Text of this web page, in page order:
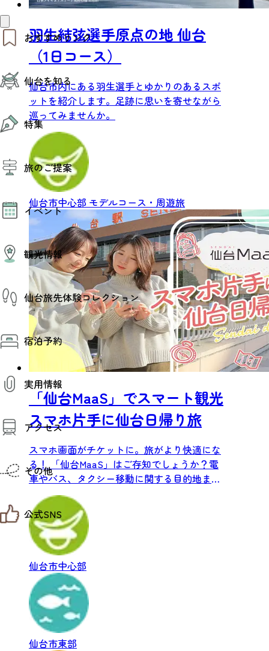
おすすめリンク
仙台夜時間
モデルコース
エリアガイド
お知らせ
お得なチケット
仙台を知る
仙台の魅力
エリアガイド
復興に向けて
仙台観光PR動画ライブラリー
仙台から行く東北周遊旅
伝統的工芸品
特集
特集
夜時間トピックス
旅のご提案
モデルコース
AIおまかせコース
オリジナルプラン
みんなの旅行記
イベント
イベント情報
その他イベント情報（音楽・展示会）
スポーツ情報
コンベンション情報
観光情報
観光スポット
温泉
美味いもの
季節のイベント
プロスポーツチーム・プロオーケストラ
仙台の銘品
宿泊施設
仙台観光マップ
仙台旅先体験コレクション
仙台旅先体験コレクション
体験プログラム検索（予約）
体験事業者からのお知らせ
体験トピックス
体験事業者
宿泊予約
宿泊予約
実用情報
観光案内
お役立ち情報
仙台観光マップ
アクセス
仙台までの経路検索
市内の交通情報
お得なチケット
その他
お知らせ
お問い合わせ
教育旅行
観光マップ
せんだい旅日和とは
サイト利用規約
プライバシーポリシー
サイトマップ
仙臺写真館フォトギャラリー
公式SNS
せんだい旅日和 X
せんだい旅日和 Instagram
せんだい旅日和 Facebook
仙台旅先体験コレクション Facebook
仙台旅先体験コレクション Instagaram
羽生結弦選手原点の地 仙台
（1日コース）
仙台市内にある羽生選手とゆかりのあるスポ
ットを紹介します。足跡に思いを寄せながら
巡ってみませんか。
仙台市中心部 モデルコース・周遊旅
「仙台MaaS」でスマート観光
スマホ片手に仙台日帰り旅
スマホ画面がチケットに。旅がより快適にな
る！ 「仙台MaaS」はご存知でしょうか？電
車やバス、タクシー移動に関する目的地まで
のルート検索からチケ...
仙台市中心部
仙台市東部